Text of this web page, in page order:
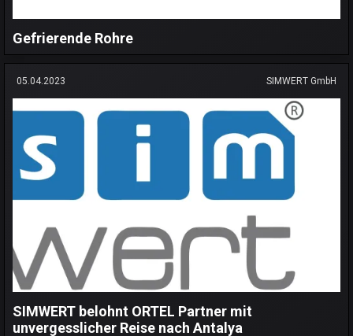
Gefrierende Rohre
05.04.2023 SIMWERT GmbH
SIMWERT belohnt ORTEL Partner mit
unvergesslicher Reise nach Antalya